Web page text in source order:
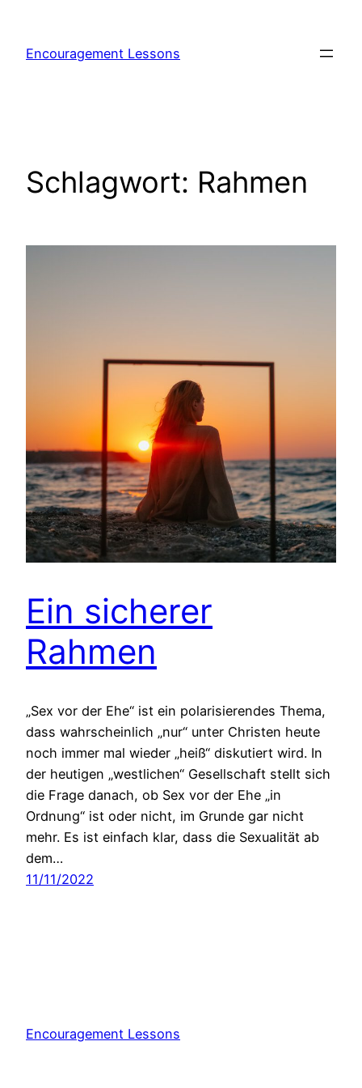
Encouragement Lessons
Schlagwort: Rahmen
Ein sicherer
Rahmen
„Sex vor der Ehe“ ist ein polarisierendes Thema,
dass wahrscheinlich „nur“ unter Christen heute
noch immer mal wieder „heiß“ diskutiert wird. In
der heutigen „westlichen“ Gesellschaft stellt sich
die Frage danach, ob Sex vor der Ehe „in
Ordnung“ ist oder nicht, im Grunde gar nicht
mehr. Es ist einfach klar, dass die Sexualität ab
dem…
11/11/2022
Encouragement Lessons